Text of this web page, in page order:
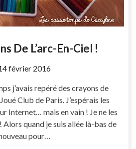
De L’arc-En-Ciel !
février 2016
j’avais repéré des crayons de
Club de Paris. J’espérais les
Internet… mais en vain ! Je ne les
Alors quand je suis allée là-bas de
pour…